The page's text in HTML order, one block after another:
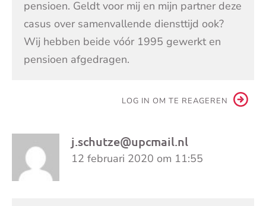
pensioen. Geldt voor mij en mijn partner deze
casus over samenvallende diensttijd ook?
Wij hebben beide vóór 1995 gewerkt en
pensioen afgedragen.
LOG IN OM TE REAGEREN
j.schutze@upcmail.nl
12 februari 2020 om 11:55